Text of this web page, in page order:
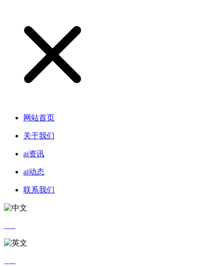
网站首页
关于我们
ai资讯
ai动态
联系我们